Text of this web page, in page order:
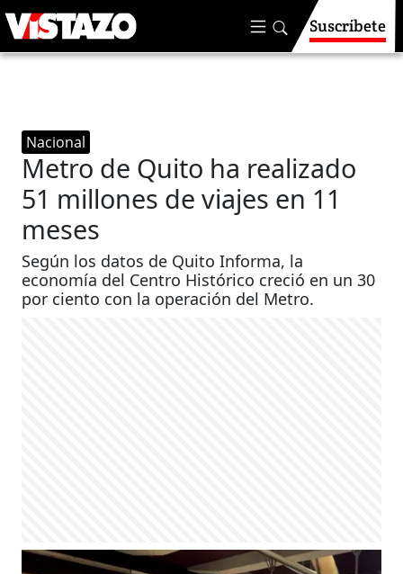
Suscríbete
Nacional
Metro de Quito ha realizado
51 millones de viajes en 11
meses
Según los datos de Quito Informa, la
economía del Centro Histórico creció en un 30
por ciento con la operación del Metro.